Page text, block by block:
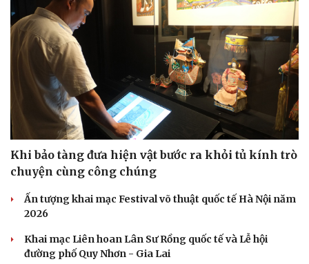
Sức khỏe
Dinh dưỡng - món ngon
Cây thuốc
Sản phụ khoa
Nhi khoa
Nam khoa
Làm đẹp - giảm cân
Phòng mạch online
Ăn sạch sống khỏe
Đời sống
Nhà đẹp
Blog
Tình yêu - Gia đình
Khi bảo tàng đưa hiện vật bước ra khỏi tủ kính trò
chuyện cùng công chúng
Ấn tượng khai mạc Festival võ thuật quốc tế Hà Nội năm
2026
Khai mạc Liên hoan Lân Sư Rồng quốc tế và Lễ hội
đường phố Quy Nhơn - Gia Lai